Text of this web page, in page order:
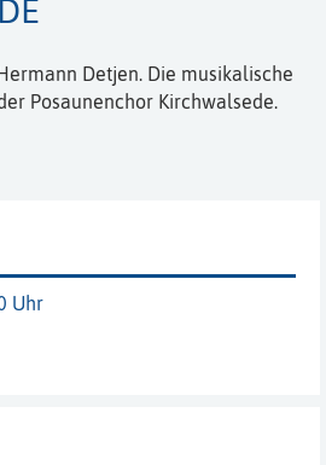
Detjen. Die musikalische
Posaunenchor Kirchwalsede.
Uhr